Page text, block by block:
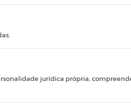
jurídica própria,